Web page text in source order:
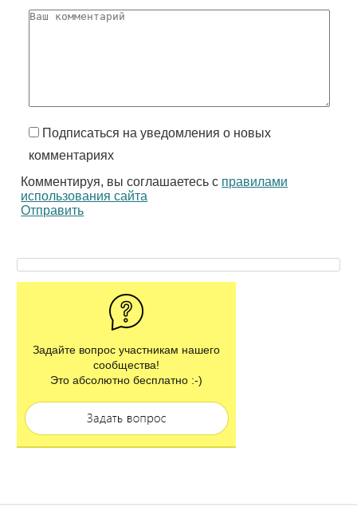
Подписаться на уведомления о новых
комментариях
Комментируя, вы соглашаетесь с правилами
использования сайта
Отправить
Задайте вопрос участникам нашего
сообщества!
Это абсолютно бесплатно :-)